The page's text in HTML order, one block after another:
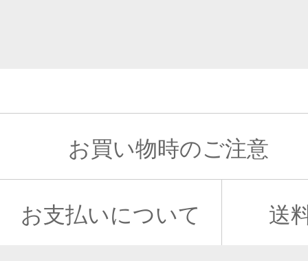
お買い物時のご注意
お支払いについて 送